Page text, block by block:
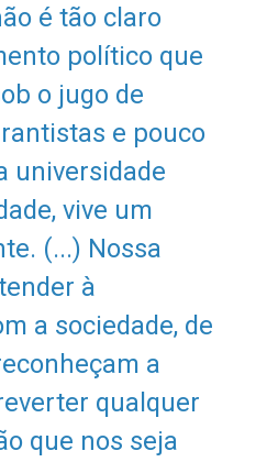
é tão claro
político que
o jugo de
e pouco
universidade
vive um
(...) Nossa
à
a sociedade, de
a
qualquer
que nos seja